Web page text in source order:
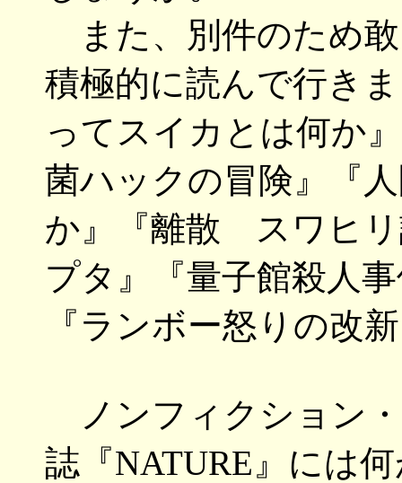
また、別件のため
積極的に読んで行き
ってスイカとは何か
菌ハックの冒険』『
か』『離散 スワヒリ
プタ』『量子館殺人
『ランボー怒りの改
ノンフィクション
誌『NATURE』には